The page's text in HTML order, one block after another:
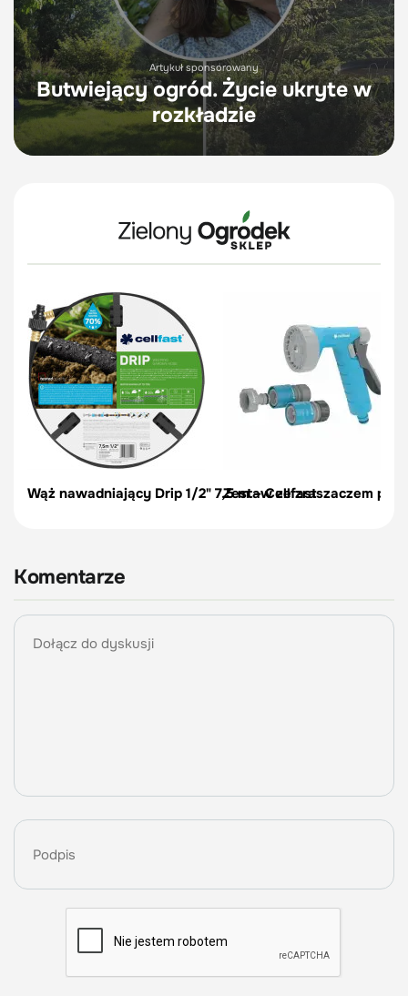
Artykuł sponsorowany
Butwiejący ogród. Życie ukryte w
rozkładzie
Wąż nawadniający Drip 1/2" 7,5 m – Cellfast
Zestaw ze zraszaczem
Komentarze